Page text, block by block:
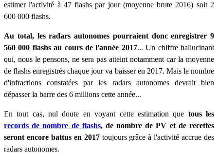
estimer l'activité à 47 flashs par jour (moyenne brute 2016) soit 2
600 000 flashs.
Au total, les radars autonomes pourraient donc enregistrer 9
560 000 flashs au cours de l'année 2017... Un chiffre hallucinant
qui, nous le pensons, ne sera pas atteint notamment car la moyenne
de flashs enregistrés chaque jour va baisser en 2017. Mais le nombre
d'infractions constatées par les radars autonomes devrait bien
dépasser la barre des 6 millions cette année...
En tout cas, nul doute en voyant cette estimation que tous les
records de nombre de flashs, de nombre de PV et de recettes
seront encore battus en 2017toujours grâce à l'activité accrue des
radars autonomes.